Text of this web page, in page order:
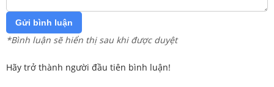
Gửi bình luận
*Bình luận sẽ hiển thị sau khi được duyệt
Hãy trở thành người đầu tiên bình luận!